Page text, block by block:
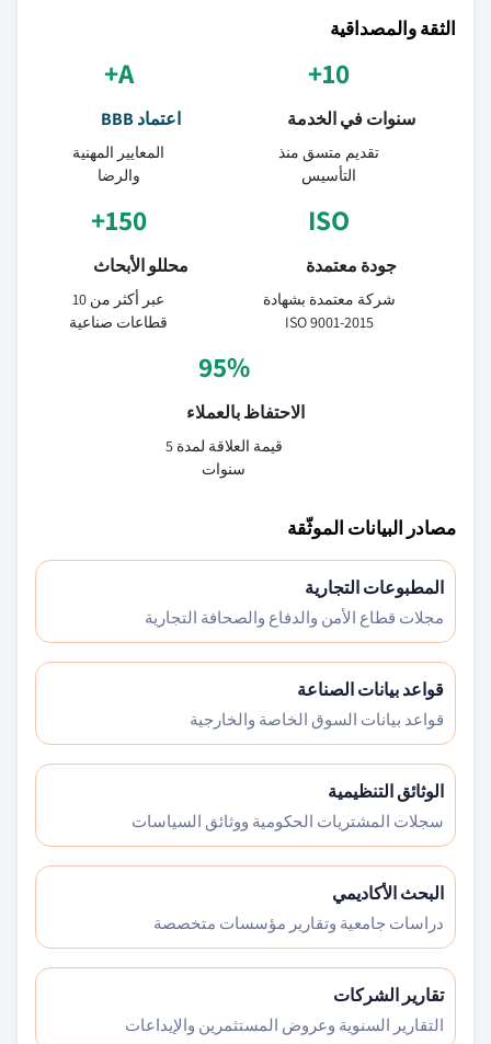
الثقة والمصداقية
10+
سنوات في الخدمة
تقديم متسق منذ
التأسيس
A+
اعتماد BBB
المعايير المهنية
والرضا
ISO
جودة معتمدة
شركة معتمدة بشهادة
ISO 9001-2015
150+
محللو الأبحاث
عبر أكثر من 10
قطاعات صناعية
95%
الاحتفاظ بالعملاء
قيمة العلاقة لمدة 5
سنوات
مصادر البيانات الموثّقة
المطبوعات التجارية
مجلات قطاع الأمن والدفاع والصحافة التجارية
قواعد بيانات الصناعة
قواعد بيانات السوق الخاصة والخارجية
الوثائق التنظيمية
سجلات المشتريات الحكومية ووثائق السياسات
البحث الأكاديمي
دراسات جامعية وتقارير مؤسسات متخصصة
تقارير الشركات
التقارير السنوية وعروض المستثمرين والإيداعات